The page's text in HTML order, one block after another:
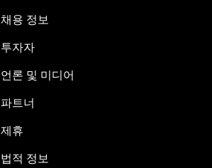
채용 정보
투자자
언론 및 미디어
파트너
제휴
법적 정보